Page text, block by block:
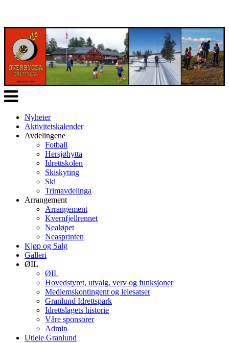
Veksle
navigasjon
Nyheter
Aktivitetskalender
Avdelingene
Fotball
Hersjøhytta
Idrettskolen
Skiskyting
Ski
Trimavdelinga
Arrangement
Arrangement
Kvernfjellrennet
Nealøpet
Neasprinten
Kjøp og Salg
Galleri
ØIL
ØIL
Hovedstyret, utvalg, verv og funksjoner
Medlemskontingent og leiesatser
Granlund Idrettspark
Idrettslagets historie
Våre sponsorer
Admin
Utleie Granlund